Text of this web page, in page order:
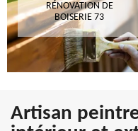
RÉNOVATION DE
BOISERIE 73
Artisan